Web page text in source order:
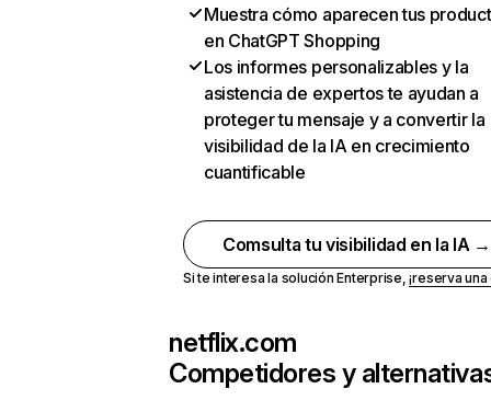
Muestra cómo aparecen tus
en ChatGPT Shopping
Los informes personalizables y la
asistencia de expertos te ayudan a
proteger tu mensaje y a convertir la
visibilidad de la IA en crecimiento
cuantificable
Comsulta tu visibilidad en la IA →
Si te interesa la solución Enterprise,¡reserva
netflix.com
Competidores y